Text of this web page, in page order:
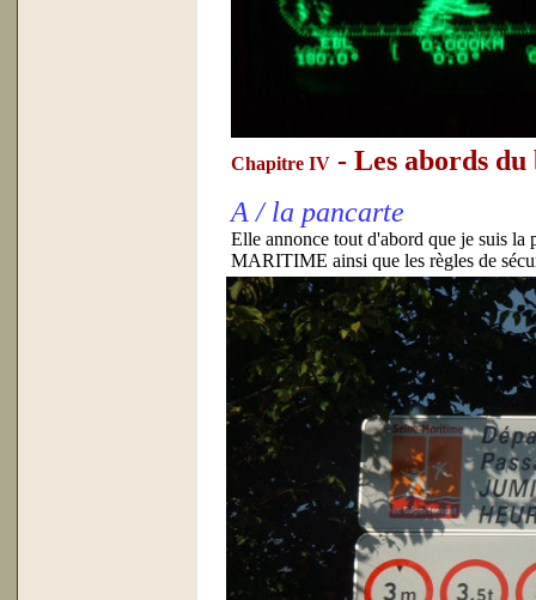
Chapitre IV - Les abords du
A / la pancarte
Elle annonce tout d'abord que je suis
MARITIME ainsi que les règles de